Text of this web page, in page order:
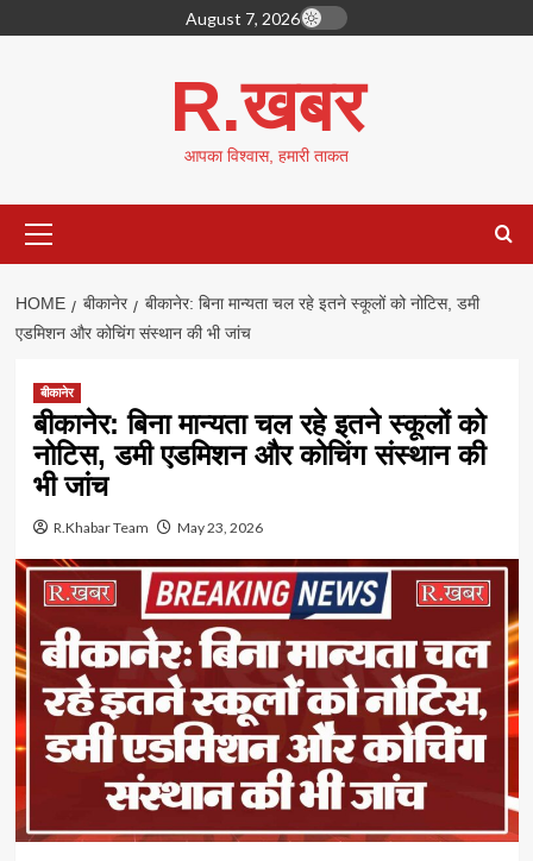
to
August 7, 2026
R.खबर
आपका विश्वास, हमारी ताकत
Menu
HOME बीकानेर
बीकानेर: बिना मान्यता चल रहे इतने स्कूलों को नोटिस, डमी
एडमिशन और कोचिंग संस्थान की भी जांच
बीकानेर
बीकानेर: बिना मान्यता चल रहे इतने स्कूलों को
नोटिस, डमी एडमिशन और कोचिंग संस्थान की
भी जांच
R.Khabar Team May 23, 2026